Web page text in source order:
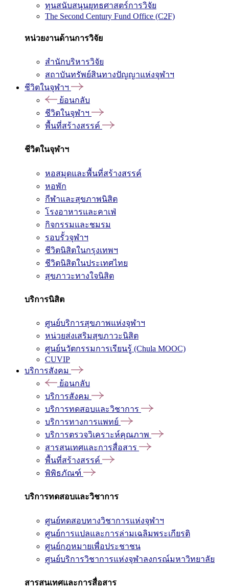
ทุนสนับสนุนยุทธศาสตร์การวิจัย
The Second Century Fund Office (C2F)
หน่วยงานด้านการวิจัย
สำนักบริหารวิจัย
สถาบันทรัพย์สินทางปัญญาแห่งจุฬาฯ
ชีวิตในจุฬาฯ
ย้อนกลับ
ชีวิตในจุฬาฯ
พื้นที่สร้างสรรค์
ชีวิตในจุฬาฯ
หอสมุดและพื้นที่สร้างสรรค์
หอพัก
กีฬาและสุขภาพนิสิต
โรงอาหารและคาเฟ่
กิจกรรมและชมรม
รอบรั้วจุฬาฯ
ชีวิตนิสิตในกรุงเทพฯ
ชีวิตนิสิตในประเทศไทย
สุขภาวะทางใจนิสิต
บริการนิสิต
ศูนย์บริการสุขภาพแห่งจุฬาฯ
หน่วยส่งเสริมสุขภาวะนิสิต
ศูนย์นวัตกรรมการเรียนรู้ (Chula MOOC)
CUVIP
บริการสังคม
ย้อนกลับ
บริการสังคม
บริการทดสอบและวิชาการ
บริการทางการแพทย์
บริการตรวจวิเคราะห์คุณภาพ
สารสนเทศและการสื่อสาร
พื้นที่สร้างสรรค์
พิพิธภัณฑ์
บริการทดสอบและวิชาการ
ศูนย์ทดสอบทางวิชาการแห่งจุฬาฯ
ศูนย์การแปลและการล่ามเฉลิมพระเกียรติ
ศูนย์กฎหมายเพื่อประชาชน
ศูนย์บริการวิชาการแห่งจุฬาลงกรณ์มหาวิทยาลัย
สารสนเทศและการสื่อสาร